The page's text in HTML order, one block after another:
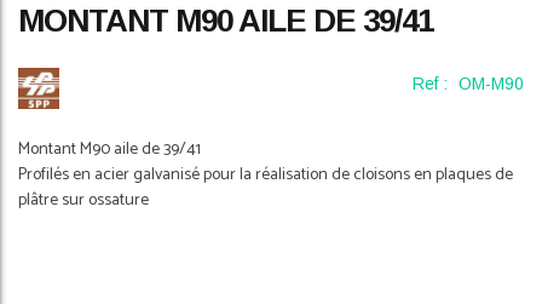
MONTANT M90 AILE DE 39/41
Ref : OM-M90
Montant M90 aile de 39/41
Profilés en acier galvanisé pour la réalisation de cloisons en plaques de
plâtre sur ossature
to
beginning
of
the
gallery